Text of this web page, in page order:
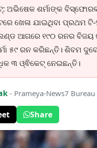
ଅଭିଷେକ ଶର୍ମାଙ୍କ
ଖେଳା ଯାଇଥିବା ପ୍ରଥମ ଟି-
ଆଗରେ ୧୯୦ ରନର
୫୯ ରନ କରିଛନ୍ତି। ଶିବମ
୩ ଓ୍ଵିକେଟ୍ ନେଇଛନ୍ତି।
- Prameya-News7
Share